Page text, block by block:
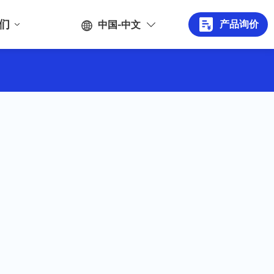
中国-中文 产品询价